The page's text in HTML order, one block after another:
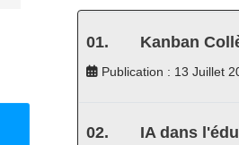
Kanban
Publication : 13 Juillet
IA dans